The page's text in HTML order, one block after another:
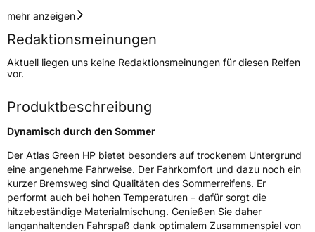
Geschwindigkeitsindex
Höchstgeschwindigkeit
210 km/h
Lastindex77
Höchstlast412 kg
Gewicht (in kg)
6 kg
Generelle Merkmale
FahrzeugtypPKW
Verwendung Sommerreifen
ModellnameGreen HP
mehr anzeigen
Redaktionsmeinungen
Aktuell liegen uns keine Redaktionsmeinungen für diesen Reifen
vor.
Produktbeschreibung
Dynamisch durch den Sommer
Der Atlas Green HP bietet besonders auf trockenem Untergrund
eine angenehme Fahrweise. Der Fahrkomfort und dazu noch ein
kurzer Bremsweg sind Qualitäten des Sommerreifens. Er
performt auch bei hohen Temperaturen – dafür sorgt die
hitzebeständige Materialmischung. Genießen Sie daher
langanhaltenden Fahrspaß dank optimalem Zusammenspiel von